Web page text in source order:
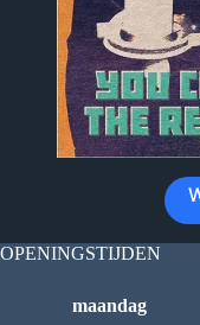
OPENINGSTIJDEN
maandag